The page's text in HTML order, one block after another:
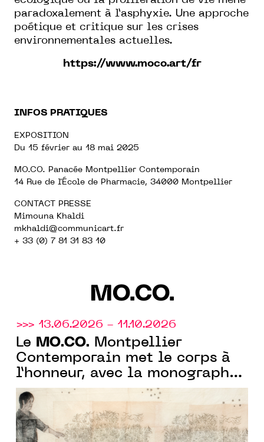
paradoxalement à l’asphyxie. Une approche
poétique et critique sur les crises
environnementales actuelles.
https://www.moco.art/fr
INFOS PRATIQUES
EXPOSITION
Du 15 février au 18 mai 2025
MO.CO. Panacée Montpellier Contemporain
14 Rue de l'École de Pharmacie, 34000 Montpellier
CONTACT PRESSE
Mimouna Khaldi
mkhaldi@communicart.fr
+ 33 (0) 7 81 31 83 10
MO.CO.
>>> 13.06.2026 - 11.10.2026
Le MO.CO. Montpellier
Contemporain met le corps à
l’honneur, avec la monographie
de Kiki Smith et avec
l'exposition collective "À fleur
de peau"